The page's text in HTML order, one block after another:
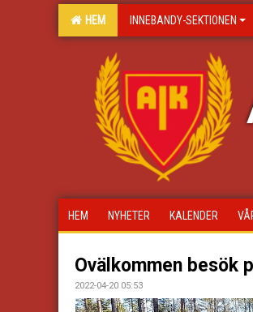
HEM INNEBANDY-SEKTIONEN
HEM NYHETER KALENDER
Ovälkommen besök
2022-04-20 05:53